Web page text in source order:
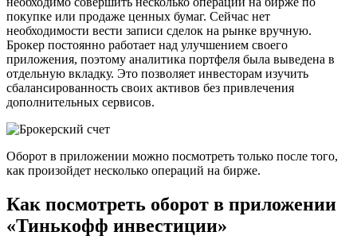
покупке или продаже ценных бумаг. Сейчас нет
необходимости вести записи сделок на рынке вручную.
Брокер постоянно работает над улучшением своего
приложения, поэтому аналитика портфеля была выведена в
отдельную вкладку. Это позволяет инвесторам изучить
сбалансированность своих активов без привлечения
дополнительных сервисов.
Оборот в приложении можно посмотреть только после того,
как произойдет несколько операций на бирже.
Как посмотреть оборот в приложении
«Тинькофф инвестиции»